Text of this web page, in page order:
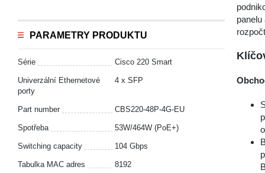
PARAMETRY PRODUKTU
Série Cisco 220 Smart
Univerzální Ethernetové
porty
4 x SFP
Part number CBS220-48P-4G-EU
Spotřeba 53W/464W (PoE+)
Switching capacity 104 Gbps
Tabulka MAC adres 8192